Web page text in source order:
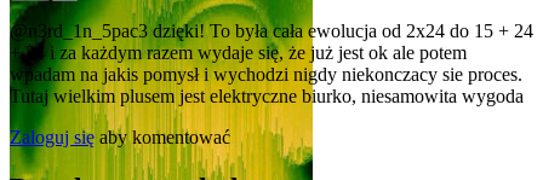
@n3rd_1n_5pac3dzięki! To była cała ewolucja od 2x24 do 15 + 24
+ 34 i za każdym razem wydaje się, że już jest ok ale potem
wpadam na jakis pomysł i wychodzi nigdy niekonczacy sie proces.
Tutaj wielkim plusem jest elektryczne biurko, niesamowita wygoda
Zaloguj się aby komentować